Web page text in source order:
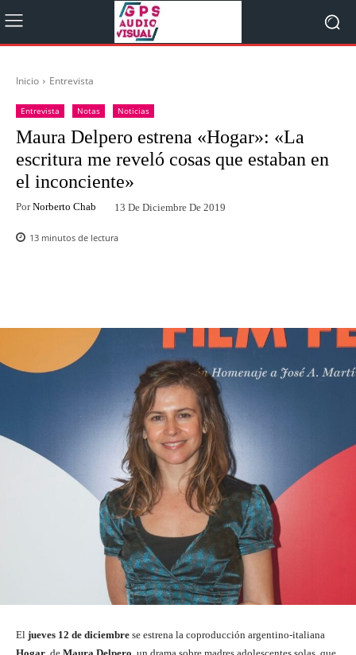
Inicio Entrevista
Entrevista Notas Noticias
Maura Delpero estrena «Hogar»: «La
escritura me reveló cosas que estaban en
el inconciente»
Por Norberto Chab 13 De Diciembre De 2019
13 minutos de lectura
El jueves 12 de diciembre se estrena la coproducción argentino-italiana